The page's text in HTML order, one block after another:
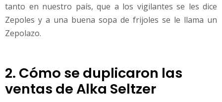
tanto en nuestro país, que a los vigilantes se les dice
Zepoles y a una buena sopa de frijoles se le llama un
Zepolazo.
2. Cómo se duplicaron las
ventas de Alka Seltzer